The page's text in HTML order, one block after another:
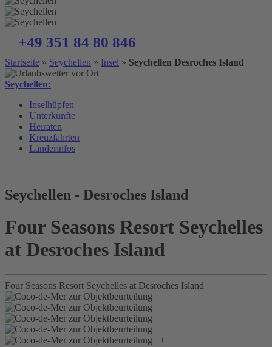
+49 351 84 80 846
Startseite » Seychellen » Insel » Seychellen Desroches Island
Seychellen:
Inselhüpfen
Unterkünfte
Heiraten
Kreuzfahrten
Länderinfos
Seychellen - Desroches Island
Four Seasons Resort Seychelles
at Desroches Island
Four Seasons Resort Seychelles at Desroches Island
+